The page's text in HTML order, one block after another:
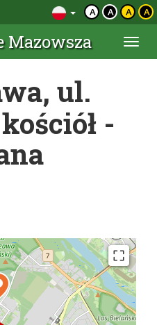
A A A A
Mazowsza
ul.
-